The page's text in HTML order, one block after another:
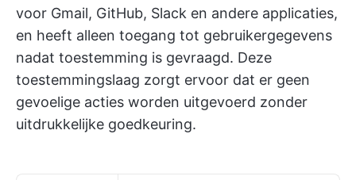
voor Gmail, GitHub, Slack en andere applicaties,
en heeft alleen toegang tot gebruikergegevens
nadat toestemming is gevraagd. Deze
toestemmingslaag zorgt ervoor dat er geen
gevoelige acties worden uitgevoerd zonder
uitdrukkelijke goedkeuring.